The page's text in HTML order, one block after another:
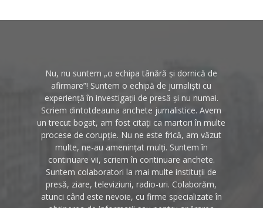
Nu, nu suntem „o echipa tânără și dornică de
afirmare”! Suntem o echipă de jurnaliști cu
experiență în investigații de presă și nu numai.
Scriem dintotdeauna anchete jurnalistice. Avem
un trecut bogat, am fost citați ca martori în multe
procese de corupție. Nu ne este frică, am văzut
multe, ne-au amenințat mulți. Suntem în
continuare vii, scriem în continuare anchete.
Suntem colaboratori la mai multe instituții de
presă, ziare, televiziuni, radio-uri. Colaborăm,
atunci când este nevoie, cu firme specializate în